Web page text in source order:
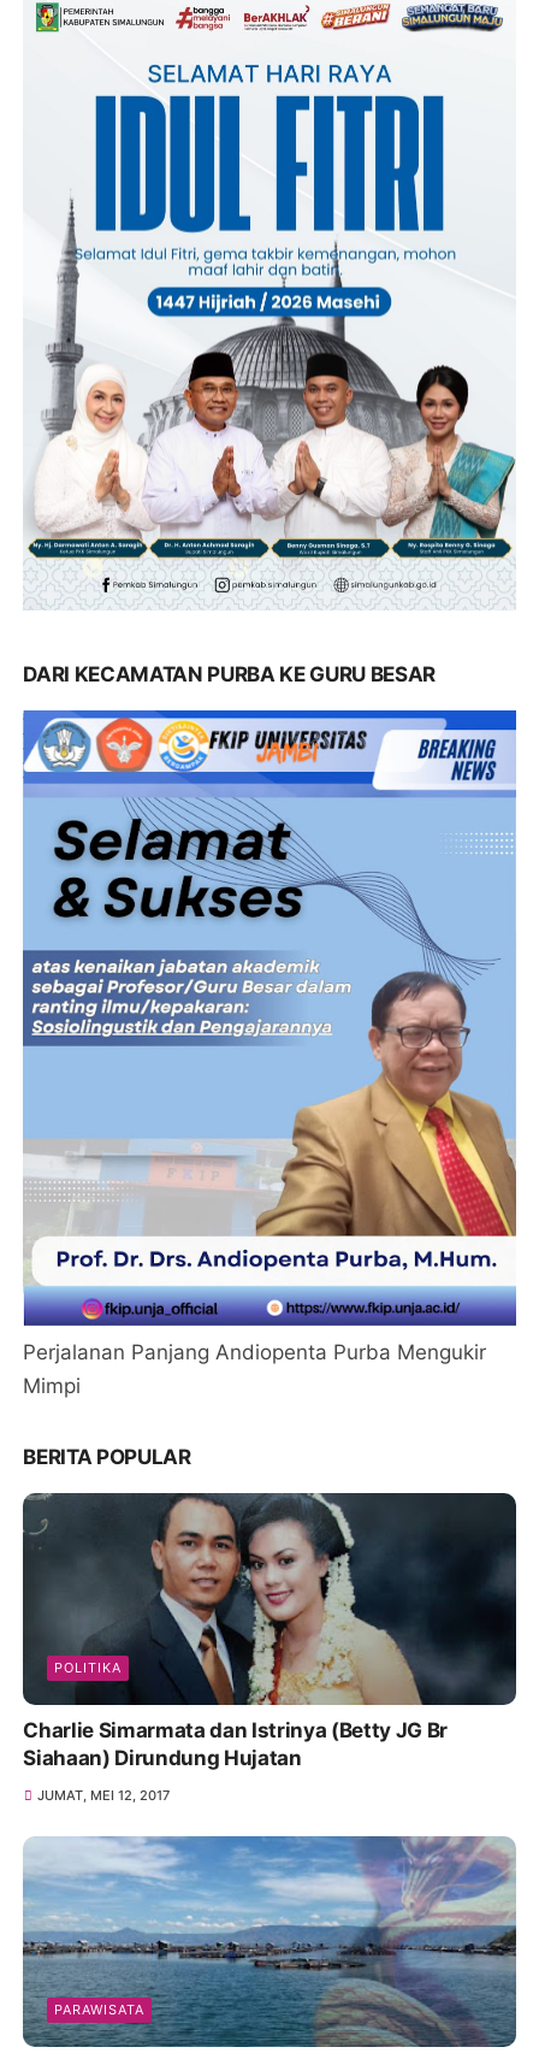
DARI KECAMATAN PURBA KE GURU BESAR
Perjalanan Panjang Andiopenta Purba Mengukir
Mimpi
BERITA POPULAR
POLITIKA
Charlie Simarmata dan Istrinya (Betty JG Br
Siahaan) Dirundung Hujatan
JUMAT, MEI 12, 2017
PARAWISATA